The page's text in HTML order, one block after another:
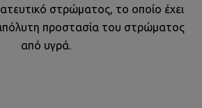
στρώματος, το οποίο έχει
απόλυτη προστασία του στρώματος
από υγρά.